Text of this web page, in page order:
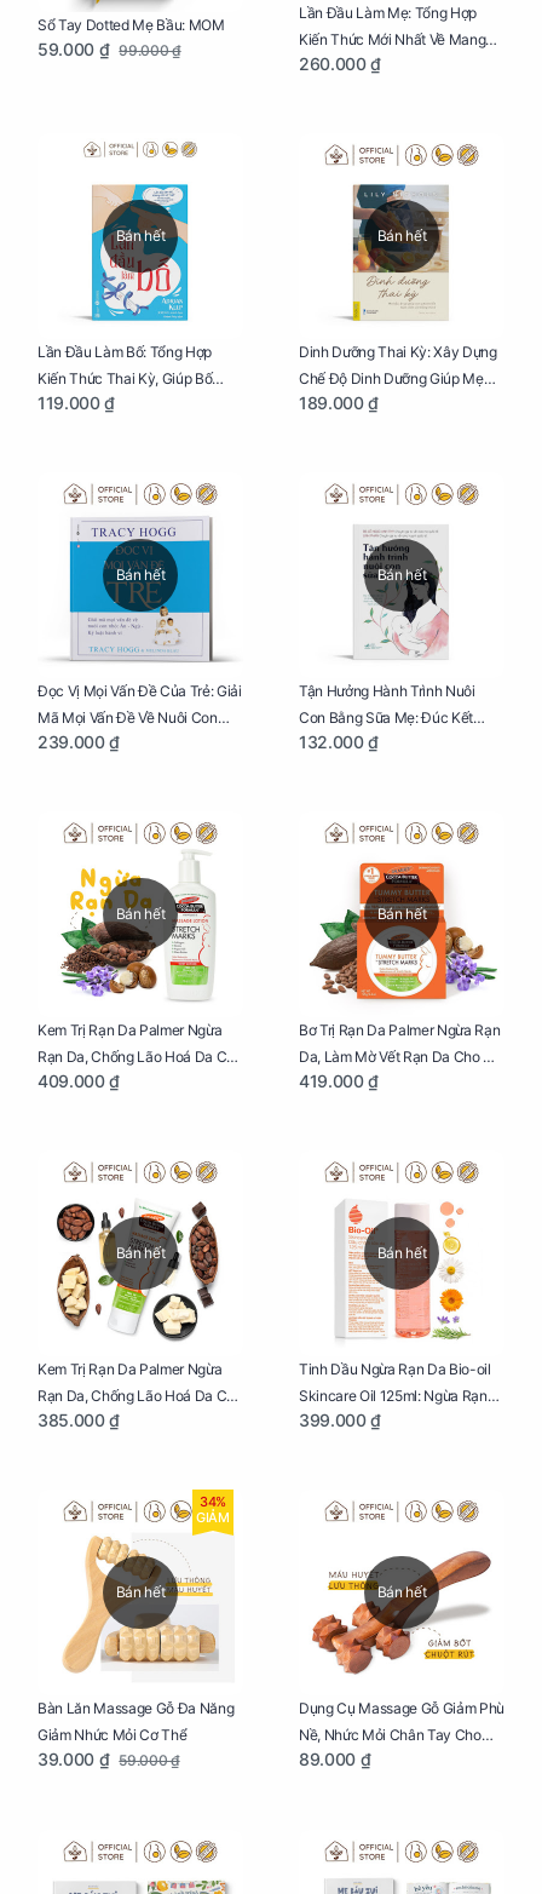
Sổ Tay Dotted Mẹ Bầu: MOM
59.000 ₫ 99.000 ₫
Lần Đầu Làm Mẹ: Tổng Hợp
Kiến Thức Mới Nhất Về Mang
Thai Và Sinh Nở Cho Mẹ Bầu
260.000 ₫
Bán hết
Lần Đầu Làm Bố: Tổng Hợp
Kiến Thức Thai Kỳ, Giúp Bố
Thấu Hiểu Hơn Về Mẹ Bầu Và
119.000 ₫
Bán hết
Dinh Dưỡng Thai Kỳ: Xây Dựng
Chế Độ Dinh Dưỡng Giúp Mẹ
Khỏe, Con Yêu Phát Triển Toàn
189.000 ₫
Bán hết
Đọc Vị Mọi Vấn Đề Của Trẻ: Giải
Mã Mọi Vấn Đề Về Nuôi Con
Nhỏ (Ăn, Ngủ, Kỷ Luật Hành Vi),
239.000 ₫
Bán hết
Tận Hưởng Hành Trình Nuôi
Con Bằng Sữa Mẹ: Đúc Kết
Những Kiến Thức Quý Báu Về
Mình Trong Hành Trình Nuôi
132.000 ₫
Bán hết
Kem Trị Rạn Da Palmer Ngừa
Rạn Da, Chống Lão Hoá Da Cho
Mẹ Bầu Chai 250ml
409.000 ₫
Bán hết
Bơ Trị Rạn Da Palmer Ngừa Rạn
Da, Làm Mờ Vết Rạn Da Cho Mẹ
Bầu Hũ 125g
419.000 ₫
Bán hết
Kem Trị Rạn Da Palmer Ngừa
Rạn Da, Chống Lão Hoá Da Cho
Mẹ Bầu Tuýp 125g
385.000 ₫
Bán hết
Tinh Dầu Ngừa Rạn Da Bio-oil
Skincare Oil 125ml: Ngừa Rạn
Da, Chăm Sóc Da Toàn Diện
399.000 ₫
Bán hết
34%
GIẢM
Bàn Lăn Massage Gỗ Đa Năng
Giảm Nhức Mỏi Cơ Thể
39.000 ₫ 59.000 ₫
Bán hết
Dụng Cụ Massage Gỗ Giảm Phù
Nề, Nhức Mỏi Chân Tay Cho
Mẹ Bầu
89.000 ₫